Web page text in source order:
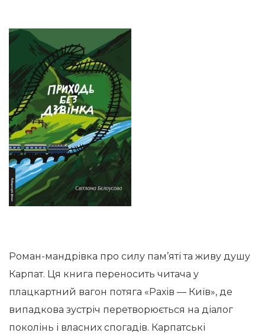
Роман-мандрівка про силу пам’яті та живу душу
Карпат. Ця книга переносить читача у
плацкартний вагон потяга «Рахів — Київ», де
випадкова зустріч перетворюється на діалог
поколінь і власних спогадів. Карпатські